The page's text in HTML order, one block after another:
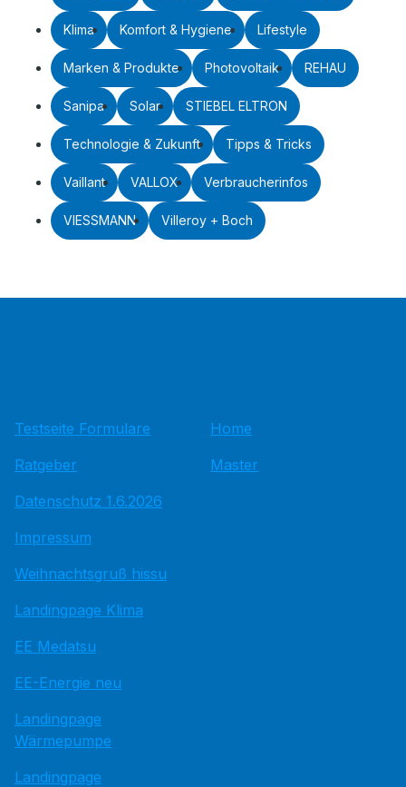
Klima Komfort & Hygiene Lifestyle
Marken & Produkte Photovoltaik REHAU
Sanipa Solar STIEBEL ELTRON
Technologie & Zukunft Tipps & Tricks
Vaillant VALLOX Verbraucherinfos
VIESSMANN Villeroy + Boch
Testseite Formulare
Ratgeber
Datenschutz 1.6.2026
Impressum
Weihnachtsgruß hissu
Landingpage Klima
EE Medatsu
EE-Energie neu
Landingpage
Wärmepumpe
Landingpage
Home
Master